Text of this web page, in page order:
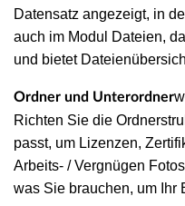
Datensatz angezeigt, in
auch im Modul Dateien,
und bietet
Ordner und Unterordner
Richten Sie die
passt, um Lizenzen,
Arbeits- / Vergnügen
was Sie brauchen, um Ihr